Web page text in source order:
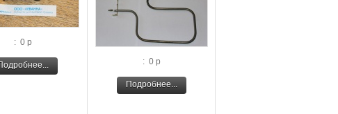
: 0 р
: 0 р
Подробнее...